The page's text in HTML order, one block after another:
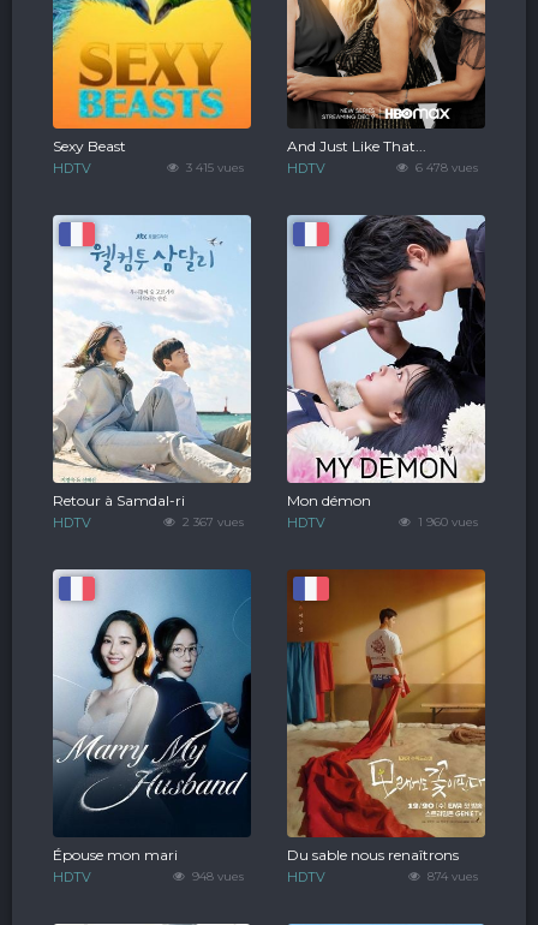
3 415 vues
Sexy Beast
HDTV 6 478 vues
And Just Like That...
HDTV
2 367 vues
Retour à Samdal-ri
HDTV 1 960 vues
Mon démon
HDTV
948 vues
Épouse mon mari
HDTV 874 vues
Du sable nous renaîtrons
HDTV